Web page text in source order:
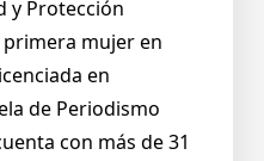
y Protección
primera mujer en
en
de Periodismo
con más de 31